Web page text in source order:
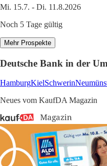
Mi. 15.7. - Di. 11.8.2026
Noch 5 Tage gültig
Mehr Prospekte
Deutsche Bank in der
HamburgKielSchwerin
Neues vom KaufDA Magazin